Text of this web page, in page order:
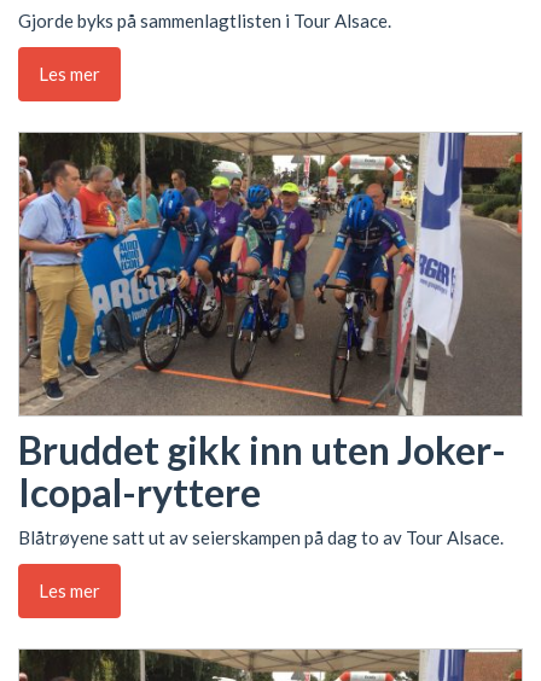
Gjorde byks på sammenlagtlisten i Tour Alsace.
Les mer
Bruddet gikk inn uten Joker-
Icopal-ryttere
Blåtrøyene satt ut av seierskampen på dag to av Tour Alsace.
Les mer